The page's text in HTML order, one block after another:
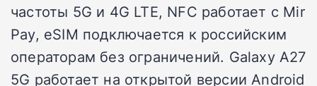
частоты 5G и 4G LTE, NFC работает с Mir
Pay, eSIM подключается к российским
операторам без ограничений. Galaxy A27
5G работает на открытой версии Android